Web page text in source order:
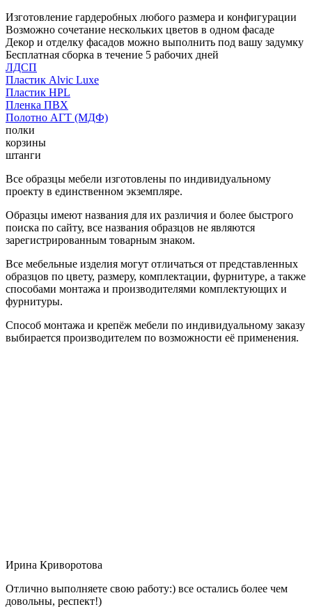
Изготовление гардеробных любого размера и конфигурации
Возможно сочетание нескольких цветов в одном фасаде
Декор и отделку фасадов можно выполнить под вашу задумку
Бесплатная сборка в течение 5 рабочих дней
ЛДСП
Пластик Alvic Luxe
Пластик HPL
Пленка ПВХ
Полотно АГТ (МДФ)
полки
корзины
штанги
Все образцы мебели изготовлены по индивидуальному
проекту в единственном экземпляре.
Образцы имеют названия для их различия и более быстрого
поиска по сайту, все названия образцов не являются
зарегистрированным товарным знаком.
Все мебельные изделия могут отличаться от представленных
образцов по цвету, размеру, комплектации, фурнитуре, а также
способами монтажа и производителями комплектующих и
фурнитуры.
Способ монтажа и крепёж мебели по индивидуальному заказу
выбирается производителем по возможности её применения.
Ирина Криворотова
Отлично выполняете свою работу:) все остались более чем
довольны, респект!)